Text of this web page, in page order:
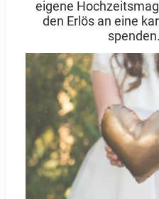
eigene
den Erlös an eine